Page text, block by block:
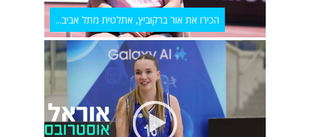
הכירו את אור ברקוביץ, אתלטית מתל אביב...